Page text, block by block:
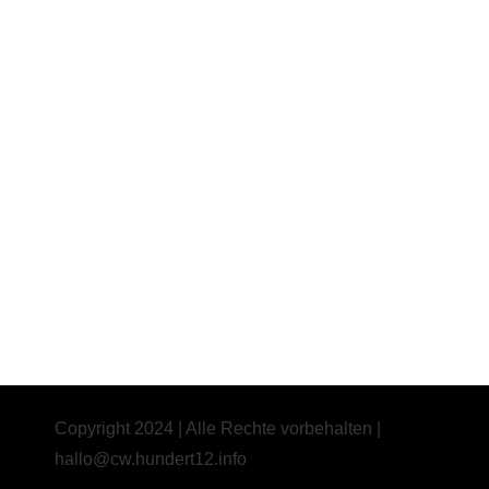
Copyright 2024 | Alle Rechte vorbehalten |
hallo@cw.hundert12.info